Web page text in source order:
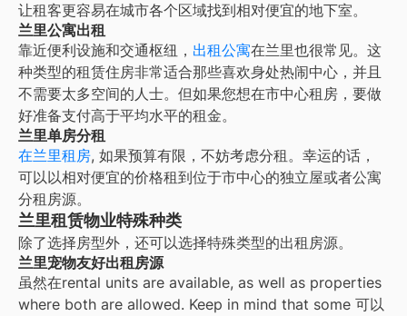
让租客更容易在城市各个区域找到相对便宜的地下室。
兰里公寓出租
靠近便利设施和交通枢纽， 出租公寓在兰里也很常见。这
种类型的租赁住房非常适合那些喜欢身处热闹中心，并且
不需要太多空间的人士。但如果您想在市中心租房，要做
好准备支付高于平均水平的租金。
兰里单房分租
在兰里租房, 如果预算有限，不妨考虑分租。幸运的话，
可以以相对便宜的价格租到位于市中心的独立屋或者公寓
分租房源。
兰里租赁物业特殊种类
除了选择房型外，还可以选择特殊类型的出租房源。
兰里宠物友好出租房源
虽然在rental units are available, as well as properties
where both are allowed. Keep in mind that some 可以